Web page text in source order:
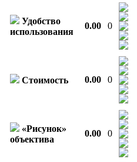
Удобство
использования
0.00 0
Стоимость 0.00 0
«Рисунок»
объектива
0.00 0